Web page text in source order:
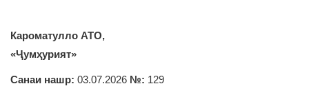
Кароматулло АТО,
«Ҷумҳурият»
Санаи нашр: 03.07.2026 №: 129